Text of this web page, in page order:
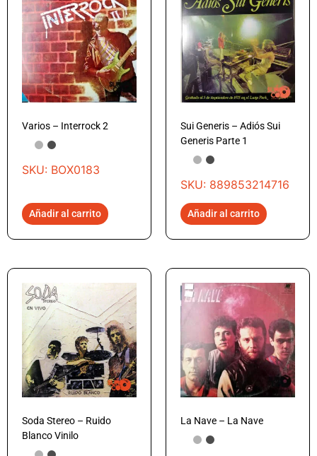
Varios – Interrock 2
SKU: BOX0183
Añadir al carrito
Sui Generis – Adiós Sui
Generis Parte 1
SKU: 889853214716
Añadir al carrito
Soda Stereo – Ruido
Blanco Vinilo
La Nave – La Nave